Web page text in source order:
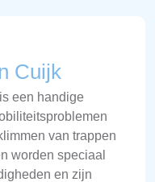
Cuijk
een handige
van trappen
worden speciaal
en zijn